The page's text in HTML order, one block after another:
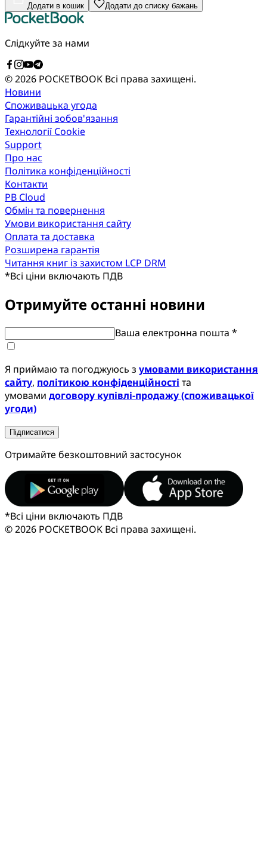
Додати в кошик Додати до списку бажань
Слідкуйте за нами
© 2026 POCKETBOOK Всі права захищені.
Новини
Споживацька угода
Гарантійні зобов'язання
Технології Cookie
Support
Про нас
Політика конфіденційності
Контакти
PB Cloud
Обмін та повернення
Умови використання сайту
Оплата та доставка
Розширена гарантія
Читання книг із захистом LCP DRM
*Всі ціни включають ПДВ
Отримуйте останні новини
Ваша електронна пошта *
Я приймаю та погоджуюсь з умовами використання
сайту, політикою конфіденційності та
умовами договору купівлі-продажу (споживацької
угоди)
Підписатися
Отримайте безкоштовний застосунок
*Всі ціни включають ПДВ
© 2026 POCKETBOOK Всі права захищені.